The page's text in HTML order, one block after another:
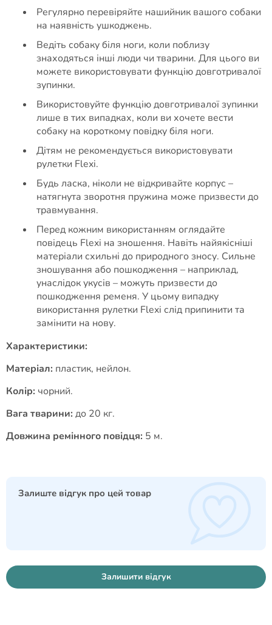
Регулярно перевіряйте нашийник вашого собаки
на наявність ушкоджень.
Ведіть собаку біля ноги, коли поблизу
знаходяться інші люди чи тварини. Для цього ви
можете використовувати функцію довготривалої
зупинки.
Використовуйте функцію довготривалої зупинки
лише в тих випадках, коли ви хочете вести
собаку на короткому повідку біля ноги.
Дітям не рекомендується використовувати
рулетки Flexi.
Будь ласка, ніколи не відкривайте корпус –
натягнута зворотня пружина може призвести до
травмування.
Перед кожним використанням оглядайте
повідець Flexi на зношення. Навіть найякісніші
матеріали схильні до природного зносу. Сильне
зношування або пошкодження – наприклад,
унаслідок укусів – можуть призвести до
пошкодження ременя. У цьому випадку
використання рулетки Flexi слід припинити та
замінити на нову.
Характеристики:
Матеріал: пластик, нейлон.
Колір: чорний.
Вага тварини: до 20 кг.
Довжина ремінного повідця: 5 м.
Залиште відгук про цей товар
Залишити відгук